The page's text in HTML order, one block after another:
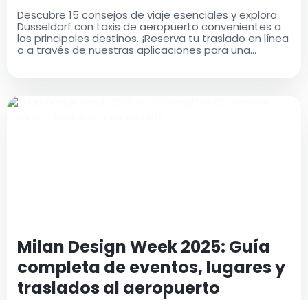
Descubre 15 consejos de viaje esenciales y explora
Düsseldorf con taxis de aeropuerto convenientes a
los principales destinos. ¡Reserva tu traslado en línea
o a través de nuestras aplicaciones para una
Milan Design Week 2025: Guía
completa de eventos, lugares y
traslados al aeropuerto